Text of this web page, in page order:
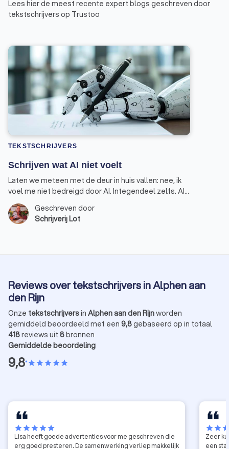
Lees hier de meest recente expert blogs geschreven door
tekstschrijvers op Trustoo
TEKSTSCHRIJVERS
Schrijven wat AI niet voelt
Laten we meteen met de deur in huis vallen: nee, ik
voel me niet bedreigd door AI. Integendeel zelfs. AI
is een handige assistent geworden in mijn werk als
schrijver, maar geen vervanger. Dat is een belangrijk
verschil. Schrijven is voor mij en voor veel collega’s
waar AI nog altijd tekortschiet.
Geschreven door
Schrijverij Lot
Reviews over tekstschrijvers in Alphen aan
den Rijn
Onze tekstschrijversin Alphen aan den Rijnworden
gemiddeld beoordeeld met een 9,8gebaseerd op in totaal
418reviews uit 8bronnen
Gemiddelde beoordeling
9,8•starstarstarstarstar
starstarstarstarstar
Lisa heeft goede advertenties voor me geschreven die
erg goed presteren. De samenwerking verliep makkelijk
starstar
Zeer
een